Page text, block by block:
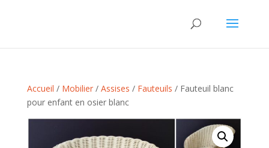
Accueil / Mobilier/ Assises / Fauteuils / Fauteuil blanc
pour enfant en osier blanc